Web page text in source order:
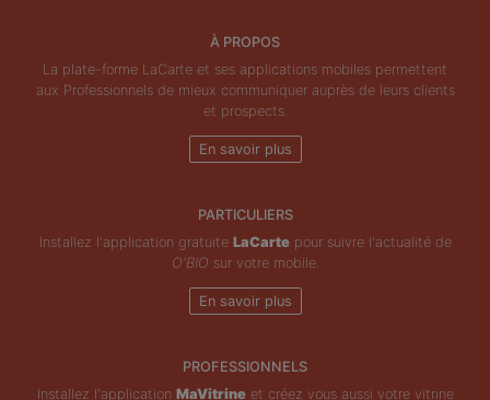
À PROPOS
La plate-forme LaCarte et ses applications mobiles permettent
aux Professionnels de mieux communiquer auprès de leurs clients
et prospects.
En savoir plus
PARTICULIERS
Installez l'application gratuite LaCartepour suivre l'actualité de
O'BIO sur votre mobile.
En savoir plus
PROFESSIONNELS
Installez l'application MaVitrineet créez vous aussi votre vitrine